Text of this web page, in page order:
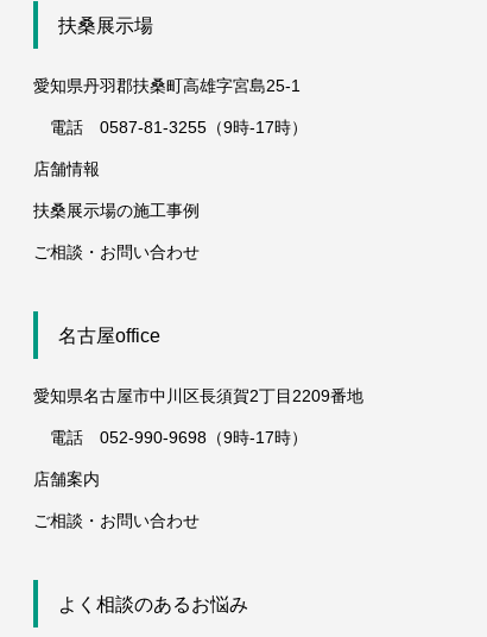
扶桑展示場
愛知県丹羽郡扶桑町高雄字宮島25-1
電話 0587-81-3255（9時-17時）
店舗情報
扶桑展示場の施工事例
ご相談・お問い合わせ
名古屋office
愛知県名古屋市中川区長須賀2丁目2209番地
電話 052-990-9698（9時-17時）
店舗案内
ご相談・お問い合わせ
よく相談のあるお悩み